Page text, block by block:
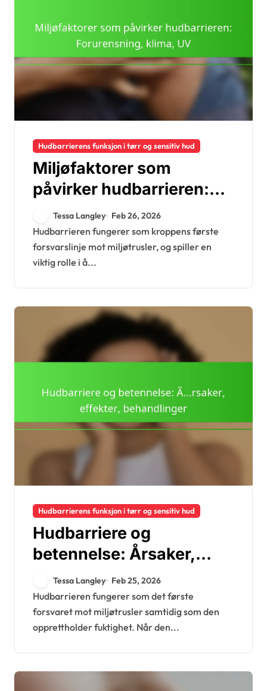
Hudbarrierens funksjon i tørr og sensitiv hud
Miljøfaktorer som
påvirker hudbarrieren:
Forurensning, klima, UV
Tessa Langley Feb 26, 2026
Hudbarrieren fungerer som kroppens første
forsvarslinje mot miljøtrusler, og spiller en
viktig rolle i å...
Hudbarrierens funksjon i tørr og sensitiv hud
Hudbarriere og
betennelse: Årsaker,
effekter, behandlinger
Tessa Langley Feb 25, 2026
Hudbarrieren fungerer som det første
forsvaret mot miljøtrusler samtidig som den
opprettholder fuktighet. Når den...